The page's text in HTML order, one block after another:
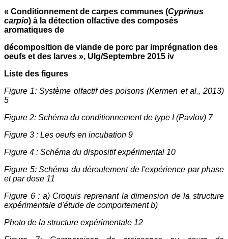
« Conditionnement de carpes communes (Cyprinus
carpio) à la détection olfactive des composés
aromatiques de
décomposition de viande de porc par imprégnation des
oeufs et des larves », Ulg/Septembre 2015 iv
Liste des figures
Figure 1: Système olfactif des poisons (Kermen et al., 2013)
5
Figure 2: Schéma du conditionnement de type I (Pavlov) 7
Figure 3 : Les oeufs en incubation 9
Figure 4 : Schéma du dispositif expérimental 10
Figure 5: Schéma du déroulement de l'expérience par phase
et par dose 11
Figure 6 : a) Croquis reprenant la dimension de la structure
expérimentale d'étude de comportement b)
Photo de la structure expérimentale 12